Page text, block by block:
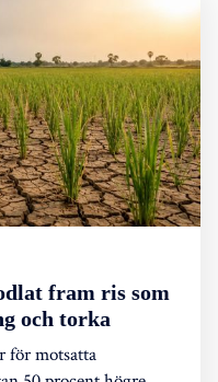
fram ris som
och torka
för motsatta